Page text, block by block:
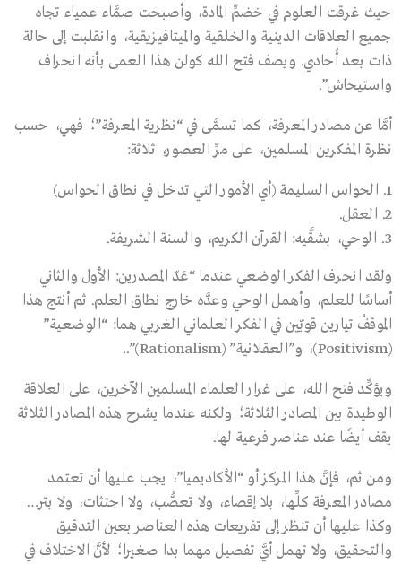
حيث غرقت العلوم في خضمِّ المادة، وأصبحت صمَّاء عمياء تجاه
جميع العلاقات الدينية والخلقية والميتافيزيقية، وانقلبت إلى حالة
ذات بعد أُحادي. ويصف فتح الله كولن هذا العمى بأنه انحراف
واستيحاش”.
أمَّا عن مصادر المعرفة، كما تسمَّى في “نظرية المعرفة”؛ فهي، حسب
نظرة المفكرين المسلمين، على مرِّ العصور، ثلاثة:
الحواس السليمة (أي الأمور التي تدخل في نطاق الحواس)
العقل.
الوحي، بشقَّيه: القرآن الكريم، والسنة الشريفة.
ولقد انحرف الفكر الوضعي عندما “عَدّ المصدرين: الأول والثاني
أساسًا للعلم، وأهمل الوحي وعدَّه خارج نطاق العلم. ثم أنتج هذا
الموقفُ تيارين قويّين في الفكر العلماني الغربي هما: “الوضعية”
(Positivism)، و”العقلانية” (Rationalism)”..
ويؤكِّد فتح الله، على غرار العلماء المسلمين الآخرين، على العلاقة
الوطيدة بين المصادر الثلاثة؛ ولكنه عندما يشرح هذه المصادر الثلاثة
يقف أيضًا عند عناصر فرعية لها.
ومن ثم، فإنَّ هذا المركز أو “الأكاديميا”، يجب عليها أن تعتمد
مصادر المعرفة كلِّها، بلا إقصاء، ولا تعصُّب، ولا اجتثات، ولا بتر…
وكذا عليها أن تنظر إلى تفريعات هذه العناصر بعين التدقيق
والتحقيق، ولا تهمل أيَّ تفصيل مهما بدا صغيرا؛ لأنَّ الاختلاف في